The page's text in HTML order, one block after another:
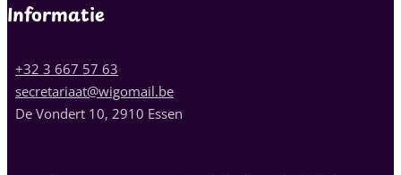
Informatie
+32 3 667 57 63
secretariaat@wigomail.be
De Vondert 10, 2910 Essen